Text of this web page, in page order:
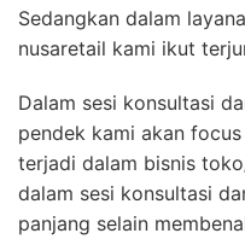
Sedangkan dalam
nusaretail kami ikut
Dalam sesi konsultasi
pendek kami akan
terjadi dalam bisnis
dalam sesi konsultasi
panjang selain